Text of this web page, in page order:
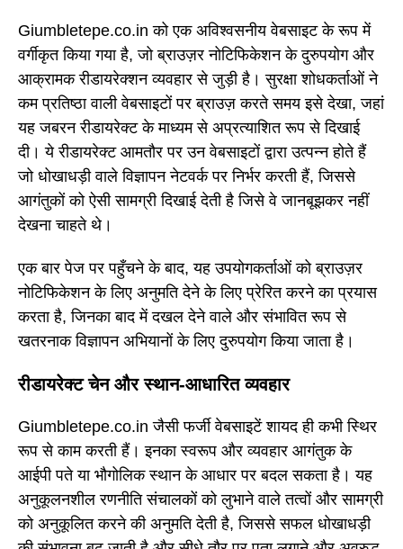
Giumbletepe.co.in को एक अविश्वसनीय वेबसाइट के रूप में
वर्गीकृत किया गया है, जो ब्राउज़र नोटिफिकेशन के दुरुपयोग और
आक्रामक रीडायरेक्शन व्यवहार से जुड़ी है। सुरक्षा शोधकर्ताओं ने
कम प्रतिष्ठा वाली वेबसाइटों पर ब्राउज़ करते समय इसे देखा, जहां
यह जबरन रीडायरेक्ट के माध्यम से अप्रत्याशित रूप से दिखाई
दी। ये रीडायरेक्ट आमतौर पर उन वेबसाइटों द्वारा उत्पन्न होते हैं
जो धोखाधड़ी वाले विज्ञापन नेटवर्क पर निर्भर करती हैं, जिससे
आगंतुकों को ऐसी सामग्री दिखाई देती है जिसे वे जानबूझकर नहीं
देखना चाहते थे।
एक बार पेज पर पहुँचने के बाद, यह उपयोगकर्ताओं को ब्राउज़र
नोटिफिकेशन के लिए अनुमति देने के लिए प्रेरित करने का प्रयास
करता है, जिनका बाद में दखल देने वाले और संभावित रूप से
खतरनाक विज्ञापन अभियानों के लिए दुरुपयोग किया जाता है।
रीडायरेक्ट चेन और स्थान-आधारित व्यवहार
Giumbletepe.co.in जैसी फर्जी वेबसाइटें शायद ही कभी स्थिर
रूप से काम करती हैं। इनका स्वरूप और व्यवहार आगंतुक के
आईपी पते या भौगोलिक स्थान के आधार पर बदल सकता है। यह
अनुकूलनशील रणनीति संचालकों को लुभाने वाले तत्वों और सामग्री
को अनुकूलित करने की अनुमति देती है, जिससे सफल धोखाधड़ी